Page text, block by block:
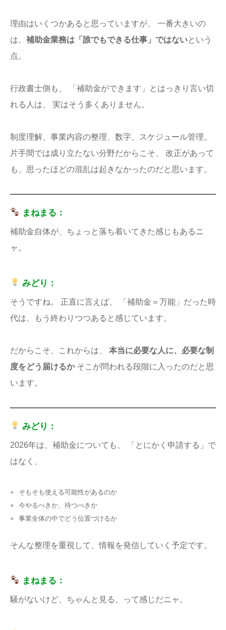
理由はいくつかあると思っていますが、 一番大きいの
は、 補助金業務は「誰でもできる仕事」ではないという
点。
行政書士側も、 「補助金ができます」とはっきり言い切
れる人は、 実はそう多くありません。
制度理解、事業内容の整理、数字、スケジュール管理。
片手間では成り立たない分野だからこそ、 改正があって
も、思ったほどの混乱は起きなかったのだと思います。
まねまる：
補助金自体が、ちょっと落ち着いてきた感じもあるニ
ャ。
みどり：
そうですね。 正直に言えば、 「補助金＝万能」だった時
代は、もう終わりつつあると感じています。
だからこそ、これからは、 本当に必要な人に、必要な制
度をどう届けるかそこが問われる段階に入ったのだと思
います。
みどり：
2026年は、補助金についても、 「とにかく申請する」で
はなく、
そもそも使える可能性があるのか
今やるべきか、待つべきか
事業全体の中でどう位置づけるか
そんな整理を重視して、情報を発信していく予定です。
まねまる：
騒がないけど、ちゃんと見る。って感じだニャ。